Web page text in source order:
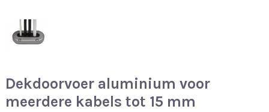
Dekdoorvoer aluminium voor
meerdere kabels tot 15 mm